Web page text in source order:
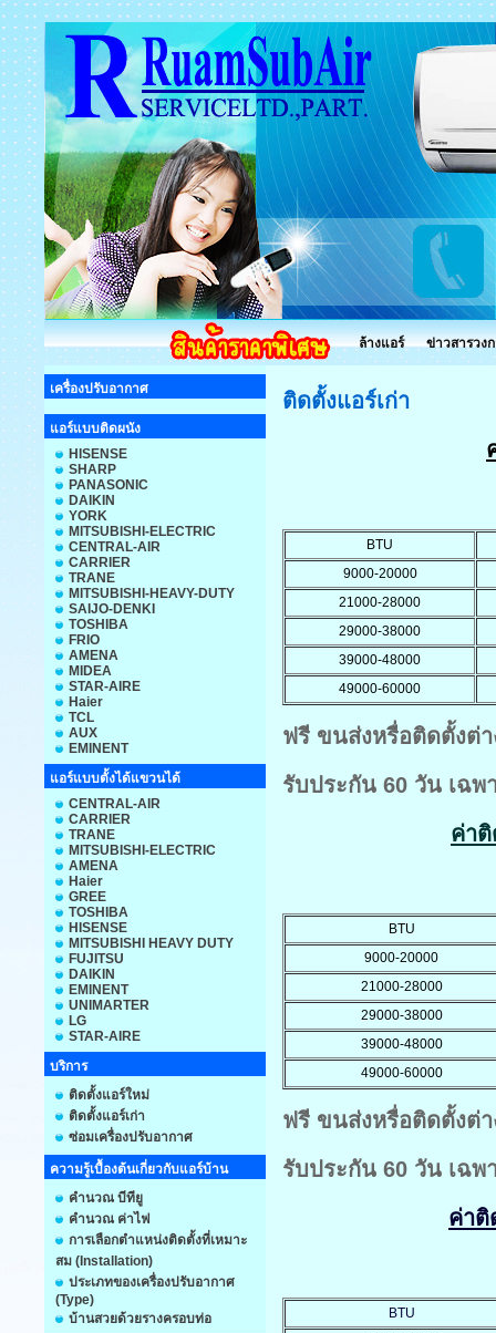
ล้างแอร์ ข่าวสารวง
เครื่องปรับอากาศ
แอร์แบบติดผนัง
HISENSE
SHARP
PANASONIC
DAIKIN
YORK
MITSUBISHI-ELECTRIC
CENTRAL-AIR
CARRIER
TRANE
MITSUBISHI-HEAVY-DUTY
SAIJO-DENKI
TOSHIBA
FRIO
AMENA
MIDEA
STAR-AIRE
Haier
TCL
AUX
EMINENT
แอร์แบบตั้งได้แขวนได้
CENTRAL-AIR
CARRIER
TRANE
MITSUBISHI-ELECTRIC
AMENA
Haier
GREE
TOSHIBA
HISENSE
MITSUBISHI HEAVY DUTY
FUJITSU
DAIKIN
EMINENT
UNIMARTER
LG
STAR-AIRE
บริการ
ติดตั้งแอร์ใหม่
ติดตั้งแอร์เก่า
ซ่อมเครื่องปรับอากาศ
ความรู้เบื้องต้นเกี่ยวกับแอร์บ้าน
คำนวณ บีทียู
คำนวณ ค่าไฟ
การเลือกตำแหน่งติดตั้งที่เหมาะ
สม (Installation)
ประเภทของเครื่องปรับอากาศ
(Type)
บ้านสวยด้วยรางครอบท่อ
ติดตั้งแอร์เก่า
BTU
9000-20000
21000-28000
29000-38000
39000-48000
49000-60000
ฟรี ขนส่งหรื่อติดตั้งต่
รับประกัน 60 วัน เฉพ
ค่าติ
BTU
9000-20000
21000-28000
29000-38000
39000-48000
49000-60000
ฟรี ขนส่งหรื่อติดตั้งต่
รับประกัน 60 วัน เฉพ
ค่าติ
BTU